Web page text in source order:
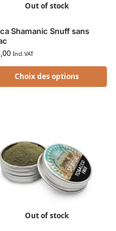
Out of stock
Shamanic Snuff sans
Incl. VAT
Choix des options
Out of stock